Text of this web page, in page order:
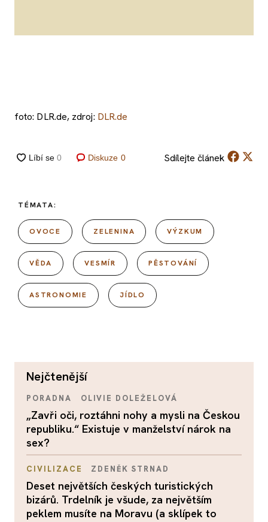
foto: DLR.de, zdroj: DLR.de
Diskuze 0 Sdílejte článek
TÉMATA:
OVOCE ZELENINA VÝZKUM
VĚDA VESMÍR PĚSTOVÁNÍ
ASTRONOMIE JÍDLO
nejčtenější
PORADNA OLIVIE DOLEŽELOVÁ
„Zavři oči, roztáhni nohy a mysli na Českou
republiku.“ Existuje v manželství nárok na
sex?
CIVILIZACE ZDENĚK STRNAD
Deset největších českých turistických
bizárů. Trdelník je všude, za největším
peklem musíte na Moravu (a sklípek to